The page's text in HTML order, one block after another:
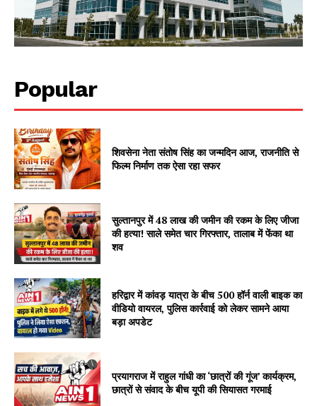
Popular
शिवसेना नेता संतोष सिंह का जन्मदिन आज, राजनीति से
फिल्म निर्माण तक ऐसा रहा सफर
सुल्तानपुर में 48 लाख की जमीन की रकम के लिए जीजा
की हत्या! साले समेत चार गिरफ्तार, तालाब में फेंका था
शव
हरिद्वार में कांवड़ यात्रा के बीच 500 हॉर्न वाली बाइक का
वीडियो वायरल, पुलिस कार्रवाई को लेकर सामने आया
बड़ा अपडेट
प्रयागराज में राहुल गांधी का ‘छात्रों की गूंज’ कार्यक्रम,
छात्रों से संवाद के बीच यूपी की सियासत गरमाई